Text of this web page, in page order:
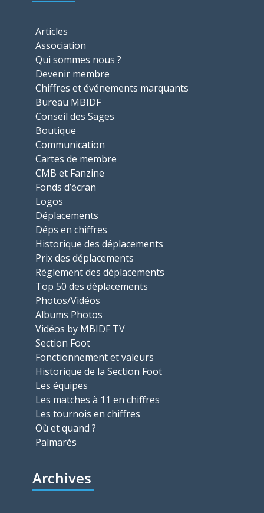
Articles
Association
Qui sommes nous ?
Devenir membre
Chiffres et événements marquants
Bureau MBIDF
Conseil des Sages
Boutique
Communication
Cartes de membre
CMB et Fanzine
Fonds d’écran
Logos
Déplacements
Déps en chiffres
Historique des déplacements
Prix des déplacements
Réglement des déplacements
Top 50 des déplacements
Photos/Vidéos
Albums Photos
Vidéos by MBIDF TV
Section Foot
Fonctionnement et valeurs
Historique de la Section Foot
Les équipes
Les matches à 11 en chiffres
Les tournois en chiffres
Où et quand ?
Palmarès
Archives